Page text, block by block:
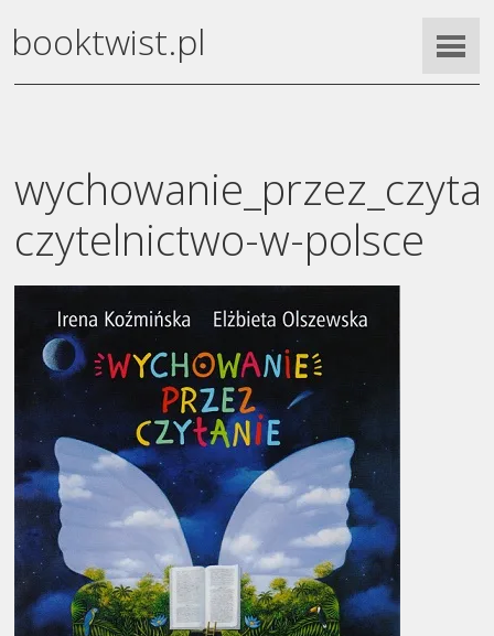
booktwist.pl
czytelnictwo-w-polsce